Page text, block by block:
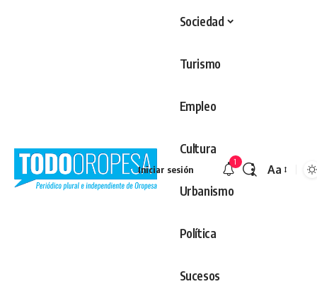
Sociedad
Turismo
Empleo
Cultura
Urbanismo
Política
Sucesos
Iniciar sesión
1
Aa